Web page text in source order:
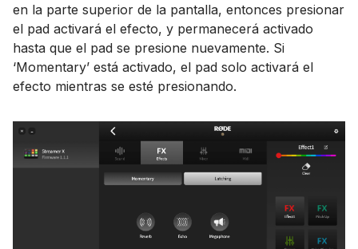
en la parte superior de la pantalla, entonces presionar
el pad activará el efecto, y permanecerá activado
hasta que el pad se presione nuevamente. Si
‘Momentary’ está activado, el pad solo activará el
efecto mientras se esté presionando.